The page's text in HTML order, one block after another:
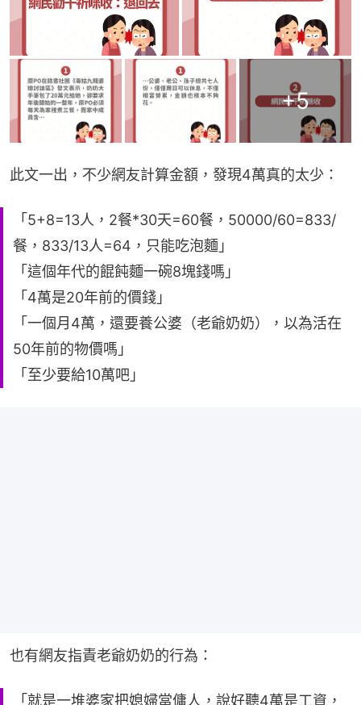
+5
此文一出，不少網友計算金額，發現4萬真的太少：
「5+8=13人，2餐*30天=60餐，50000/60=833/
餐，833/13人=64，只能吃泡麵」
「這個年代的餛飩麵一碗8塊錢嗎」
「4萬是20年前的價錢」
「一個月4萬，還要養公婆（老爺奶奶），以為活在
50年前的物價嗎」
「至少要給10萬吧」
也有網友指責老爺奶奶的行為：
「就是一堆婆家把媳婦當傭人，說好聽4萬是工資，